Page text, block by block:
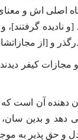
اصلی‌ اش و
نادیده
و [از
مجازات کیفر
دهنده آن است
و بدین‌ سان،
دل و حق‌ پذیر